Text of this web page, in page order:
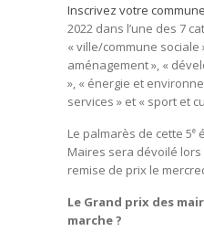
Inscrivez votre commune
2022 dans l’une des 7
« ville/commune sociale
aménagement », «
», « énergie et
services » et « sport et
Le palmarès de cette 5e
Maires sera dévoilé
remise de prix le
Le Grand prix des
marche ?